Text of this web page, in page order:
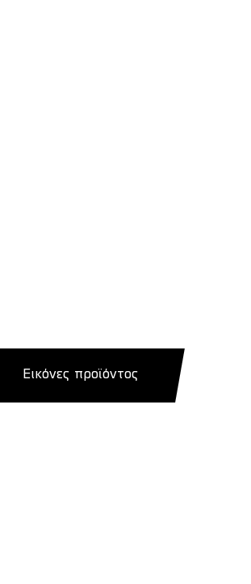
Εικόνες προϊόντος